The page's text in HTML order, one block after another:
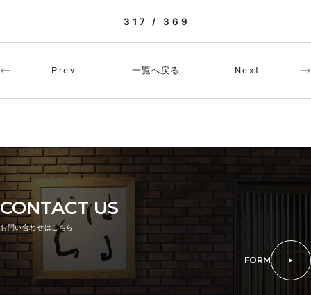
317 / 369
Prev 一覧へ戻る Next
CONTACT US
お問い合わせはこちら
FORM